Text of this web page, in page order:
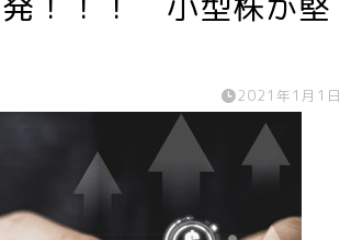
2021年1月1日